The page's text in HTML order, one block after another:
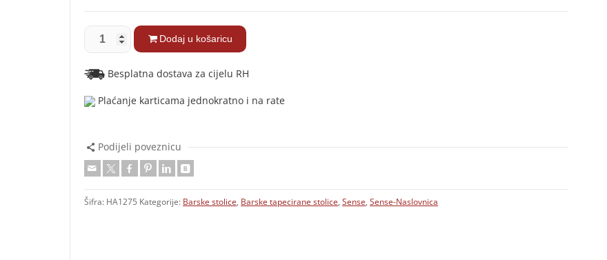
Dodaj u košaricu
Besplatna dostava za cijelu RH
Plaćanje karticama jednokratno i na rate
Podijeli poveznicu
Šifra: HA1275 Kategorije: Barske stolice, Barske tapecirane stolice,Sense,Sense-Naslovnica